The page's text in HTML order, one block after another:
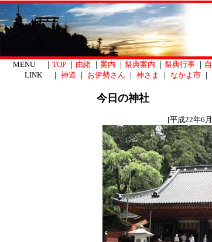
MENU ｜ TOP ｜ 由緒 ｜ 案内 ｜ 祭典案内 ｜ 祭典行事 ｜
LINK ｜ 神道 ｜ お伊勢さん ｜ 神さま ｜ なかよ市 ｜
今日の神社
[平成22年6